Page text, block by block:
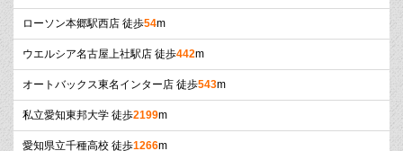
ローソン本郷駅西店 徒歩54m
ウエルシア名古屋上社駅店 徒歩442m
オートバックス東名インター店 徒歩543m
私立愛知東邦大学 徒歩2199m
愛知県立千種高校 徒歩1266m